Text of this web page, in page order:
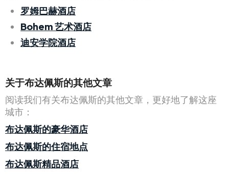
罗姆巴赫酒店
Bohem 艺术酒店
迪安学院酒店
关于布达佩斯的其他文章
阅读我们有关布达佩斯的其他文章，更好地了解这座
城市：
布达佩斯的豪华酒店
布达佩斯的住宿地点
布达佩斯精品酒店